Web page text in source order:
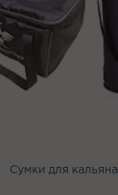
Сумки для кальяна